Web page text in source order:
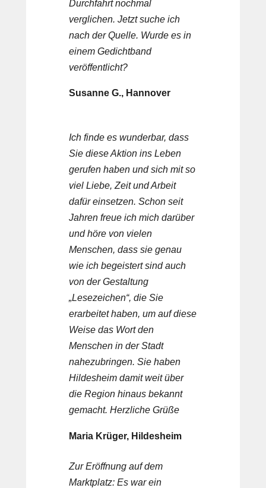
Durchfahrt nochmal
verglichen. Jetzt suche ich
nach der Quelle. Wurde es in
einem Gedichtband
veröffentlicht?
Susanne G., Hannover
Ich finde es wunderbar, dass
Sie diese Aktion ins Leben
gerufen haben und sich mit so
viel Liebe, Zeit und Arbeit
dafür einsetzen. Schon seit
Jahren freue ich mich darüber
und höre von vielen
Menschen, dass sie genau
wie ich begeistert sind auch
von der Gestaltung
„Lesezeichen“, die Sie
erarbeitet haben, um auf diese
Weise das Wort den
Menschen in der Stadt
nahezubringen. Sie haben
Hildesheim damit weit über
die Region hinaus bekannt
gemacht. Herzliche Grüße
Maria Krüger, Hildesheim
Zur Eröffnung auf dem
Marktplatz: Es war ein